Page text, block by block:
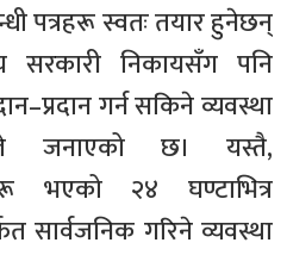
पत्रहरू स्वतः तयार हुनेछन्
निकायसँग पनि
गर्न सकिने व्यवस्था
जनाएको छ। यस्तै,
भएको २४ घण्टाभित्र
सार्वजनिक गरिने व्यवस्था